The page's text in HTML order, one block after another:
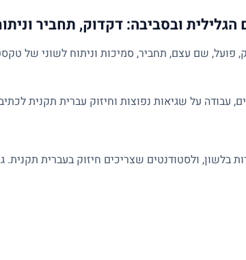
ובסביבה: דקדוק, תחביר
פועל, שם עצם, תחביר, סמיכות וניתוח לשוני של
עבודה על שגיאות נפוצות וחיזוק עברית תקנית
בלשון, ולסטודנטים שצריכים חיזוק בעברית תקנית.